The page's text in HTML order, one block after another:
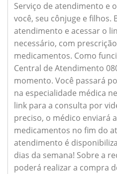
Serviço de atendimento e
você, seu cônjuge e filhos.
atendimento e acessar o
necessário, com
medicamentos. Como
Central de Atendimento
momento. Você passará
na especialidade médica
link para a consulta por
preciso, o médico enviará
medicamentos no fim do
atendimento é
dias da semana! Sobre a
poderá realizar a compra